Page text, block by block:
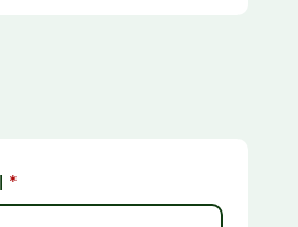
*Richiesto